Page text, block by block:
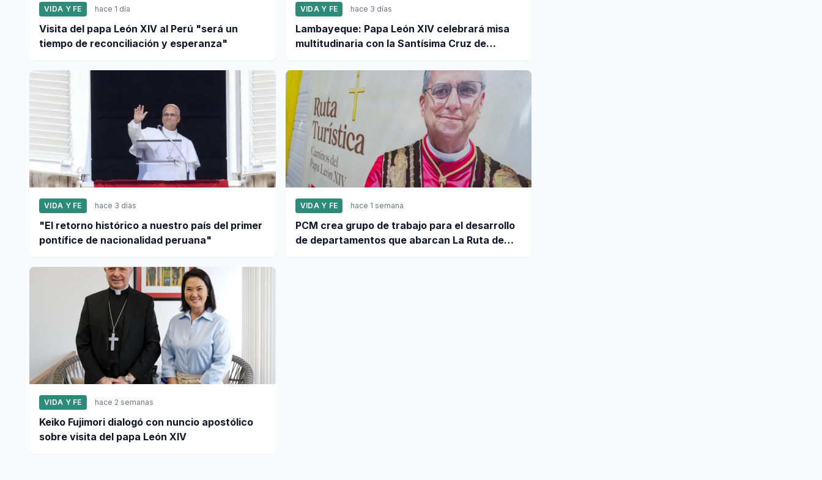
VIDA Y FE hace 1 día
Visita del papa León XIV al Perú "será un
tiempo de reconciliación y esperanza"
VIDA Y FE hace 3 días
Lambayeque: Papa León XIV celebrará misa
multitudinaria con la Santísima Cruz de
VIDA Y FE hace 3 días
"El retorno histórico a nuestro país del primer
pontífice de nacionalidad peruana"
VIDA Y FE hace 1 semana
PCM crea grupo de trabajo para el desarrollo
de departamentos que abarcan La Ruta de
VIDA Y FE hace 2 semanas
Keiko Fujimori dialogó con nuncio apostólico
sobre visita del papa León XIV